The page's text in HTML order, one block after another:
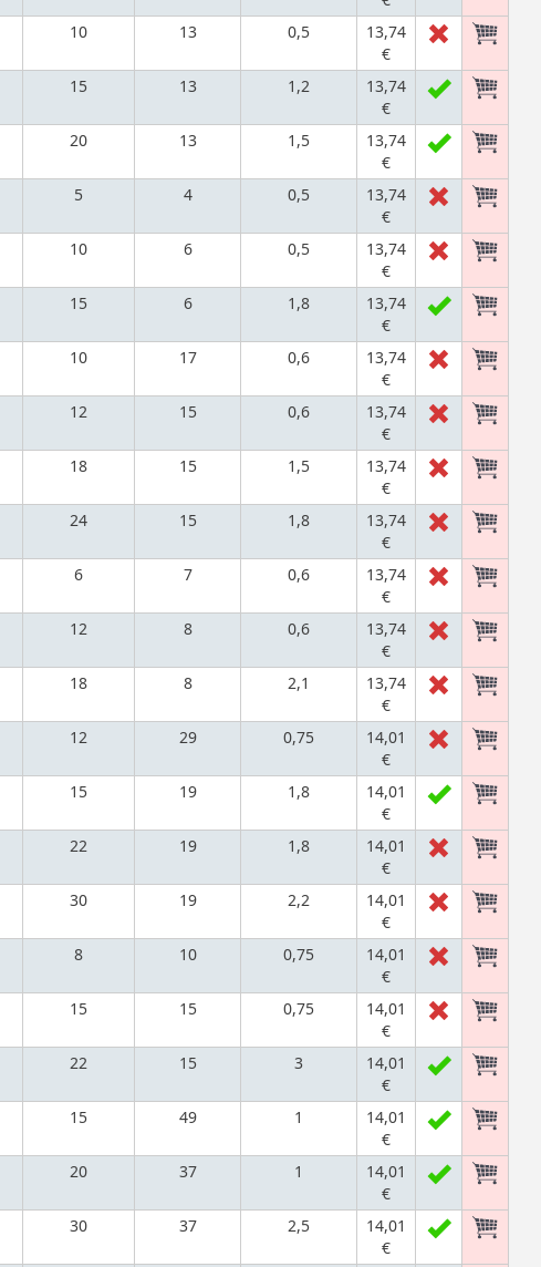
10 13 0,5
13,74
€
15 13 1,2
13,74
€
20 13 1,5
13,74
€
5 4 0,5
13,74
€
10 6 0,5
13,74
€
15 6 1,8
13,74
€
10 17 0,6
13,74
€
12 15 0,6
13,74
€
18 15 1,5
13,74
€
24 15 1,8
13,74
€
6 7 0,6
13,74
€
12 8 0,6
13,74
€
18 8 2,1
13,74
€
12 29 0,75
14,01
€
15 19 1,8
14,01
€
22 19 1,8
14,01
€
30 19 2,2
14,01
€
8 10 0,75
14,01
€
15 15 0,75
14,01
€
22 15 3
14,01
€
15 49 1
14,01
€
20 37 1
14,01
€
30 37 2,5
14,01
€